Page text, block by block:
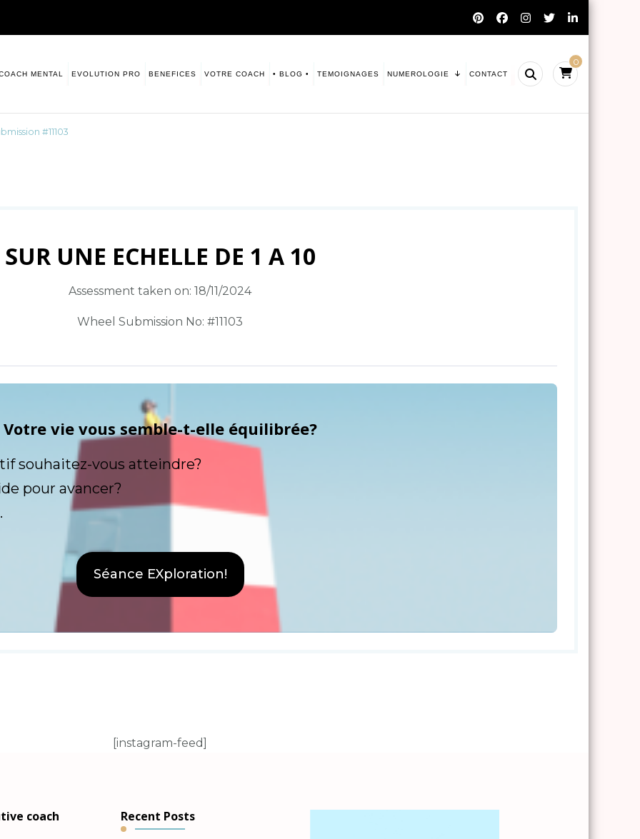
MENTAL EVOLUTION PRO BENEFICES VOTRE COACH • BLOG • TEMOIGNAGES NUMEROLOGIE CONTACT
0
#11103
SUR UNE ECHELLE DE 1 A 10
Assessment taken on: 18/11/2024
Wheel Submission No: #11103
Votre vie vous semble-t-elle équilibrée?
souhaitez-vous atteindre?
pour avancer?
Séance EXploration!
[instagram-feed]
coach Recent Posts